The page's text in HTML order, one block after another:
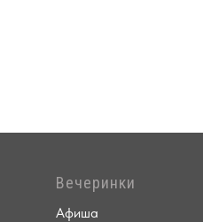
Вечеринки
Афиша